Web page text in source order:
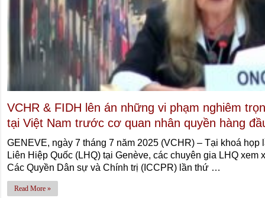
VCHR & FIDH lên án những vi phạm nghiêm
tại Việt Nam trước cơ quan nhân quyền hàng
GENEVE, ngày 7 tháng 7 năm 2025 (VCHR) – Tại khoá
Liên Hiệp Quốc (LHQ) tại Genève, các chuyên gia LHQ
Các Quyền Dân sự và Chính trị (ICCPR) lần thứ …
Read More »